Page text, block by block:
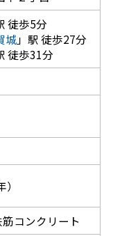
徒歩5分
城」駅 徒歩27分
徒歩31分
コンクリート